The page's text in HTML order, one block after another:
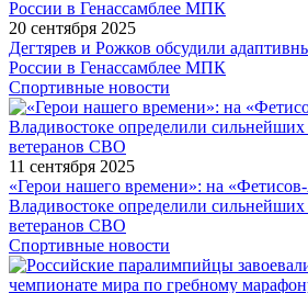
20 сентября 2025
Дегтярев и Рожков обсудили
России в Генассамблее МПК
Спортивные новости
11 сентября 2025
«Герои нашего времени»: на
Владивостоке определили сильнейших
ветеранов СВО
Спортивные новости